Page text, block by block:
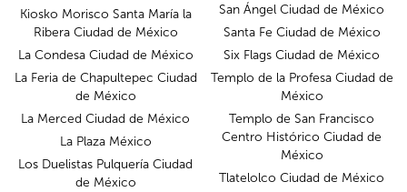
Kiosko Morisco Santa María la
Ribera Ciudad de México
La Condesa Ciudad de México
La Feria de Chapultepec Ciudad
de México
La Merced Ciudad de México
La Plaza México
Los Duelistas Pulquería Ciudad
de México
San Ángel Ciudad de México
Santa Fe Ciudad de México
Six Flags Ciudad de México
Templo de la Profesa Ciudad de
México
Templo de San Francisco
Centro Histórico Ciudad de
México
Tlatelolco Ciudad de México